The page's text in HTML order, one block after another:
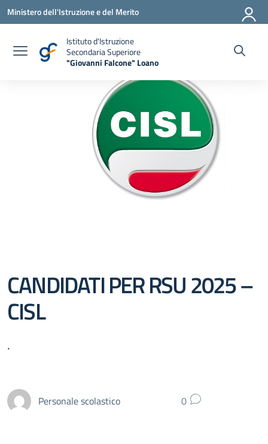
Vai ai contenuti
Vai al menu di navigazione
Vai al footer
Ministero dell'Istruzione e del Merito
Istituto d'Istruzione
Secondaria Superiore
"Giovanni Falcone" Loano
CANDIDATI PER RSU 2025 –
CISL
.
Personale scolastico 0